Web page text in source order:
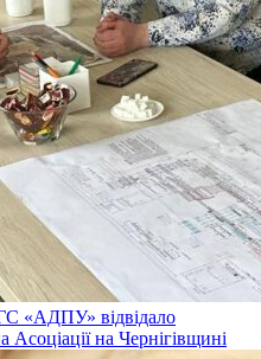
«АДПУ» відвідало
на Чернігівщині